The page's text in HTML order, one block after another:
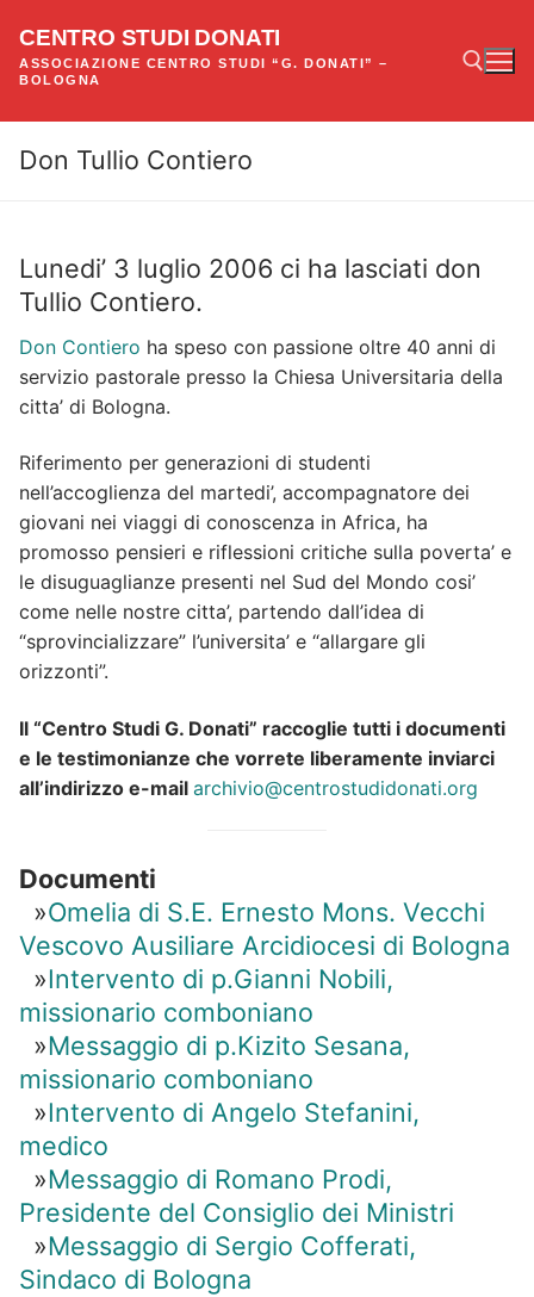
contenuto
CENTRO STUDI DONATI
ASSOCIAZIONE CENTRO STUDI “G. DONATI” –
BOLOGNA
Don Tullio Contiero
Lunedi’ 3 luglio 2006 ci ha lasciati don
Tullio Contiero.
Don Contiero ha speso con passione oltre 40 anni di
servizio pastorale presso la Chiesa Universitaria della
citta’ di Bologna.
Riferimento per generazioni di studenti
nell’accoglienza del martedi’, accompagnatore dei
giovani nei viaggi di conoscenza in Africa, ha
promosso pensieri e riflessioni critiche sulla poverta’ e
le disuguaglianze presenti nel Sud del Mondo cosi’
come nelle nostre citta’, partendo dall’idea di
“sprovincializzare” l’universita’ e “allargare gli
orizzonti”.
Il “Centro Studi G. Donati” raccoglie tutti i documenti
e le testimonianze che vorrete liberamente inviarci
all’indirizzo e-mail archivio@centrostudidonati.org
Documenti
»Omelia di S.E. Ernesto Mons. Vecchi
Vescovo Ausiliare Arcidiocesi di Bologna
»Intervento di p.Gianni Nobili,
missionario comboniano
»Messaggio di p.Kizito Sesana,
missionario comboniano
»Intervento di Angelo Stefanini,
medico
»Messaggio di Romano Prodi,
Presidente del Consiglio dei Ministri
»Messaggio di Sergio Cofferati,
Sindaco di Bologna